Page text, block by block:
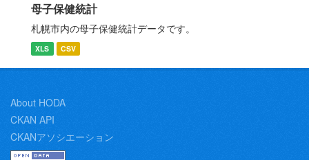
母子保健統計
札幌市内の母子保健統計データです。
XLS CSV
About HODA
CKAN API
CKANアソシエーション